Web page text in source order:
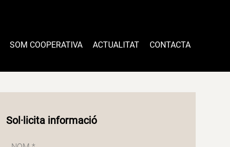
SOM COOPERATIVA ACTUALITAT CONTACTA
Sol·licita informació